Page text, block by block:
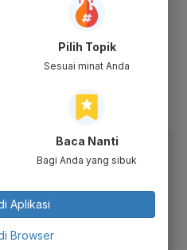
mereka saat ini.
Soal Amanda
Didoakan Punya
aplikasi mobile.
mobile Katadata.
Pilih Topik
Sesuai minat Anda
Baca Nanti
Bagi Anda yang sibuk
Aplikasi
Browser